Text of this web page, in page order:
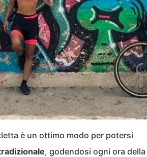
è un ottimo modo per potersi
, godendosi ogni ora della